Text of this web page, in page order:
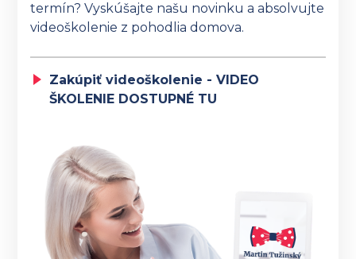
termín? Vyskúšajte našu novinku a absolvujte
videoškolenie z pohodlia domova.
Zakúpiť videoškolenie - VIDEO
ŠKOLENIE DOSTUPNÉ TU